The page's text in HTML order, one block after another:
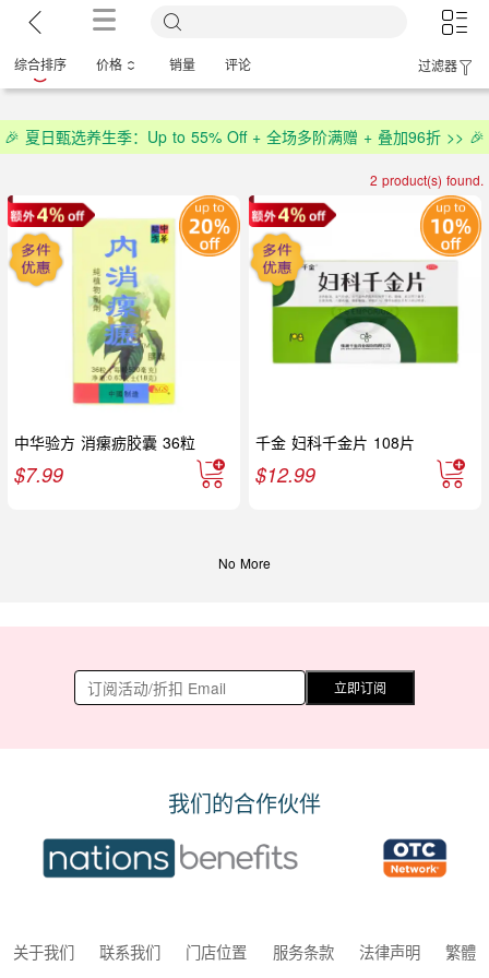
综合排序 价格 销量 评论 过滤器
🎉 夏日甄选养生季：Up to 55% Off + 全场多阶满赠 + 叠加96折 >> 🎉
2 product(s) found.
中华验方 消瘰疬胶囊 36粒
$7.99
千金 妇科千金片 108片
$12.99
No More
立即订阅
我们的合作伙伴
关于我们 联系我们 门店位置 服务条款 法律声明
繁體